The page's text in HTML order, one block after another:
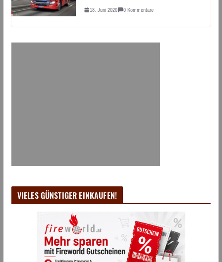
18. Juni 2020 0 Kommentare
VIELES GÜNSTIGER EINKAUFEN!